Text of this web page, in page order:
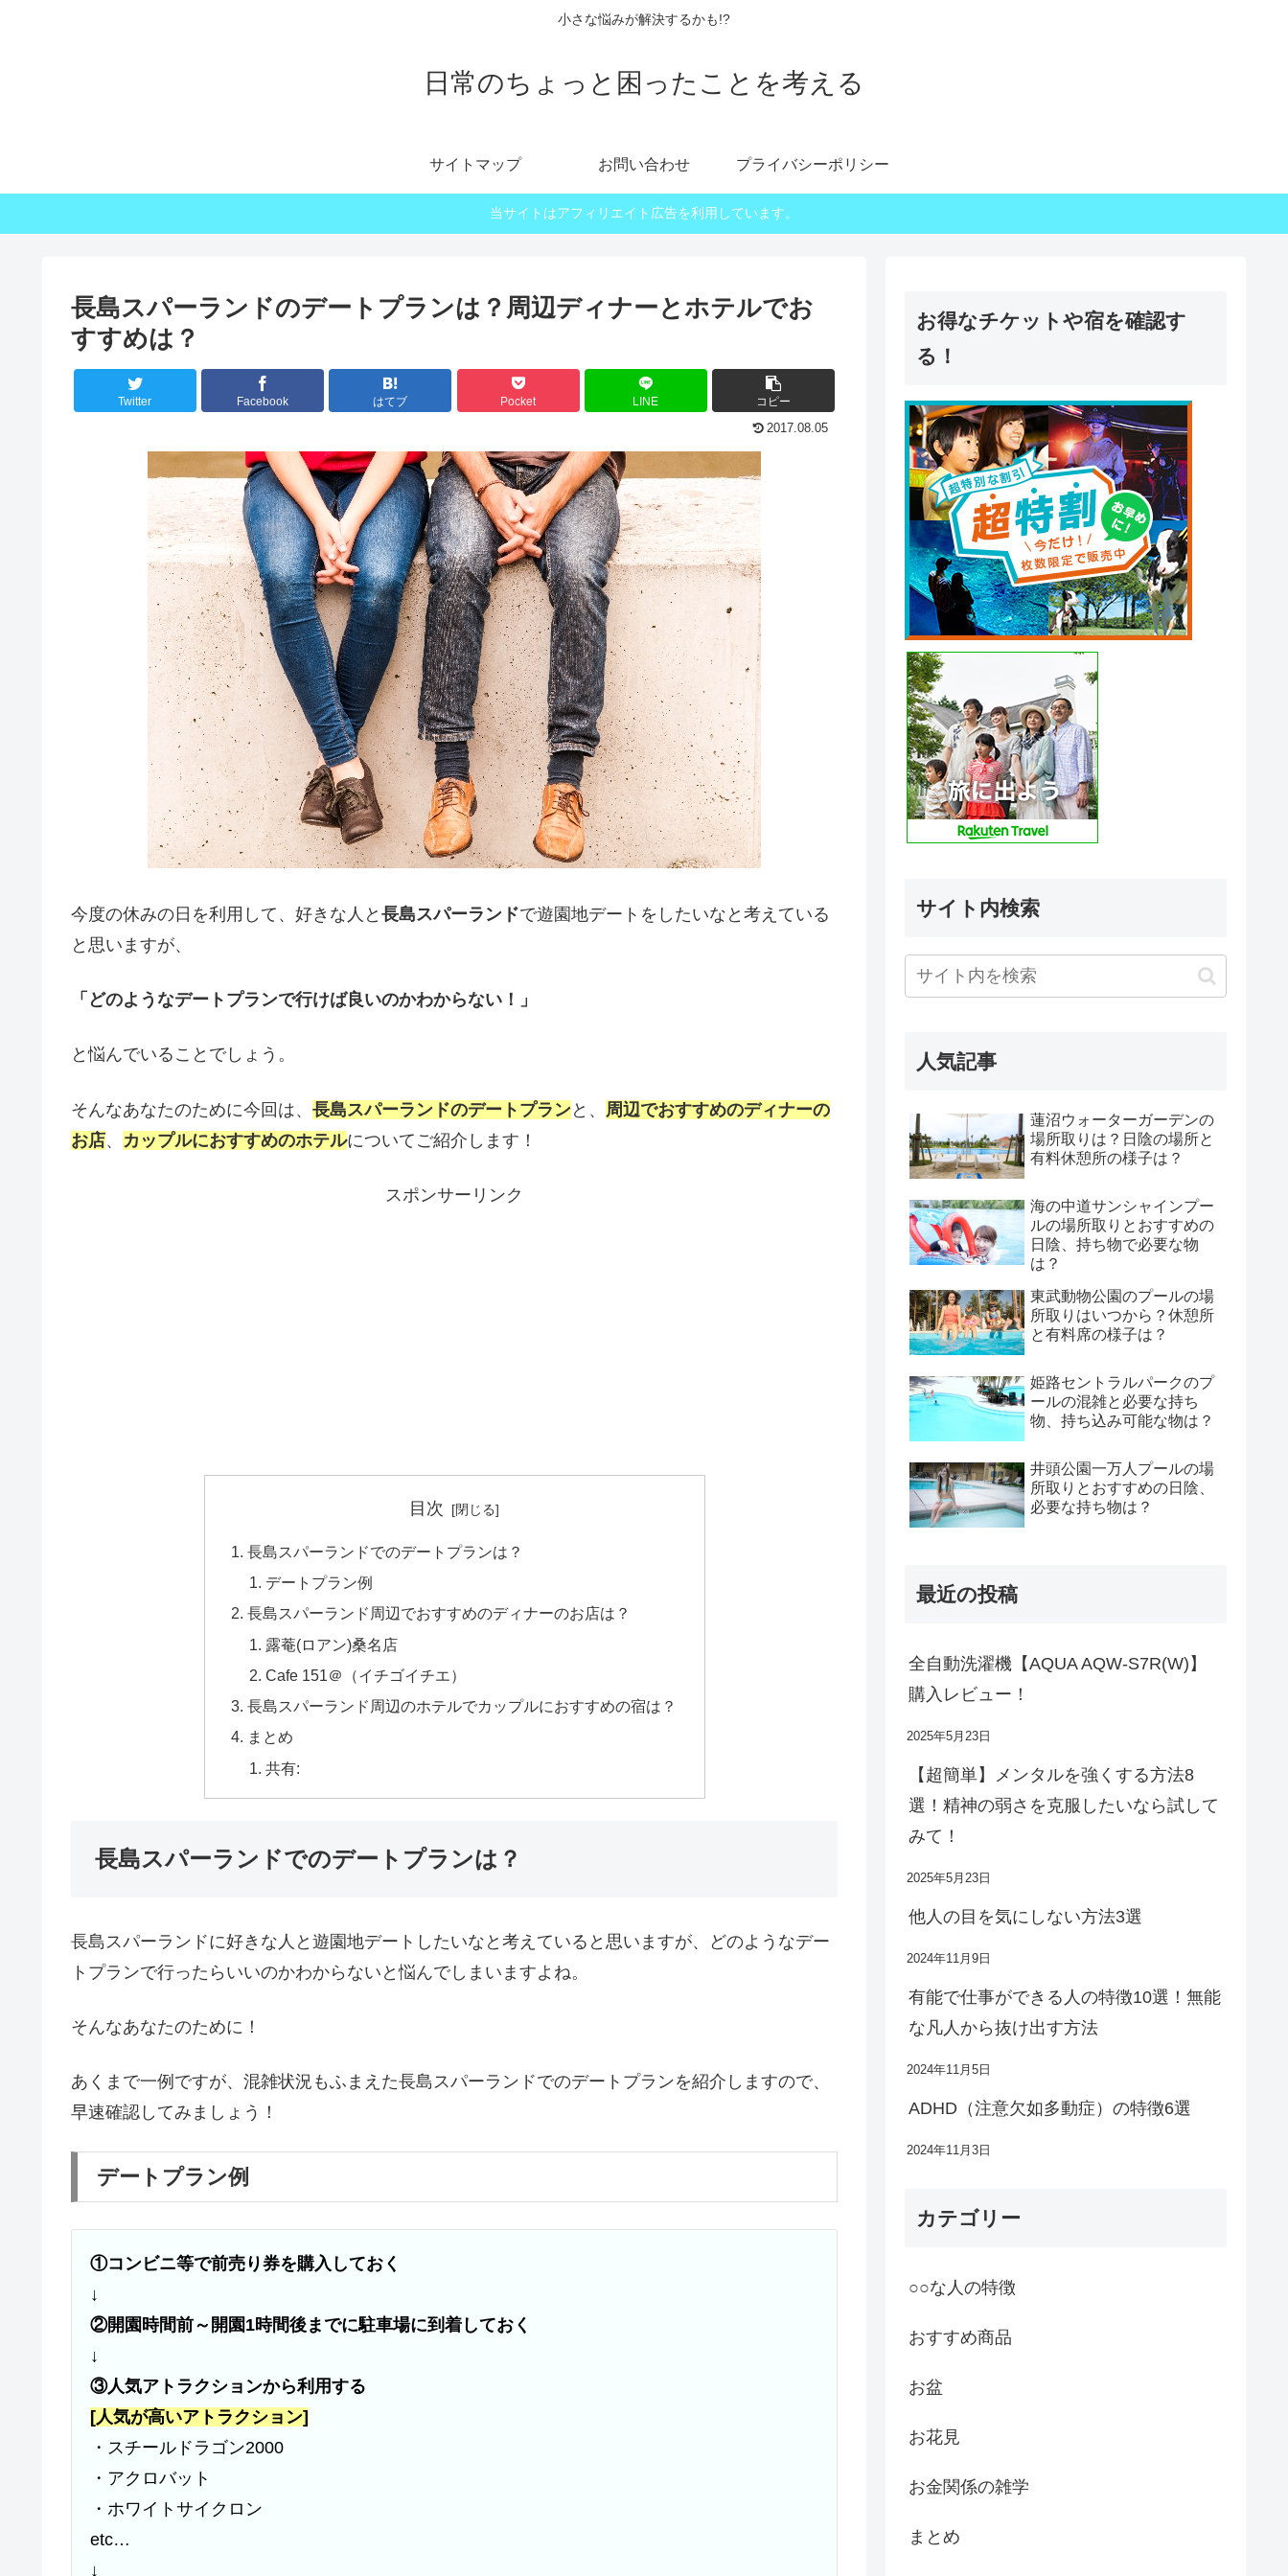
小さな悩みが解決するかも!?
日常のちょっと困ったことを考える
サイトマップ お問い合わせ プライバシーポリシー
当サイトはアフィリエイト広告を利用しています。
長島スパーランドのデートプランは？周辺ディナーとホテルでお
すすめは？
Twitter Facebook はてブ Pocket LINE コピー
2017.08.05
今度の休みの日を利用して、好きな人と 長島スパーランドで遊園地デートをしたいなと考えている
と思いますが、
「どのようなデートプランで行けば良いのかわからない！」
と悩んでいることでしょう。
そんなあなたのために今回は、 長島スパーランドのデートプランと、 周辺でおすすめのディナーの
お店、 カップルにおすすめのホテルについてご紹介します！
スポンサーリンク
目次
長島スパーランドでのデートプランは？
デートプラン例
長島スパーランド周辺でおすすめのディナーのお店は？
露菴(ロアン)桑名店
Cafe 151＠（イチゴイチエ）
長島スパーランド周辺のホテルでカップルにおすすめの宿は？
まとめ
共有:
長島スパーランドでのデートプランは？
長島スパーランドに好きな人と遊園地デートしたいなと考えていると思いますが、どのようなデー
トプランで行ったらいいのかわからないと悩んでしまいますよね。
そんなあなたのために！
あくまで一例ですが、混雑状況もふまえた長島スパーランドでのデートプランを紹介しますので、
早速確認してみましょう！
デートプラン例
①コンビニ等で前売り券を購入しておく
↓
②開園時間前～開園1時間後までに駐車場に到着しておく
↓
③人気アトラクションから利用する
[人気が高いアトラクション]
・スチールドラゴン2000
・アクロバット
・ホワイトサイクロン
etc…
↓
お得なチケットや宿を確認す
る！
サイト内検索
人気記事
蓮沼ウォーターガーデンの
場所取りは？日陰の場所と
有料休憩所の様子は？
海の中道サンシャインプー
ルの場所取りとおすすめの
日陰、持ち物で必要な物
は？
東武動物公園のプールの場
所取りはいつから？休憩所
と有料席の様子は？
姫路セントラルパークのプ
ールの混雑と必要な持ち
物、持ち込み可能な物は？
井頭公園一万人プールの場
所取りとおすすめの日陰、
必要な持ち物は？
最近の投稿
全自動洗濯機【AQUA AQW-S7R(W)】
購入レビュー！
2025年5月23日
【超簡単】メンタルを強くする方法8
選！精神の弱さを克服したいなら試して
みて！
2025年5月23日
他人の目を気にしない方法3選
2024年11月9日
有能で仕事ができる人の特徴10選！無能
な凡人から抜け出す方法
2024年11月5日
ADHD（注意欠如多動症）の特徴6選
2024年11月3日
カテゴリー
○○な人の特徴
おすすめ商品
お盆
お花見
お金関係の雑学
まとめ